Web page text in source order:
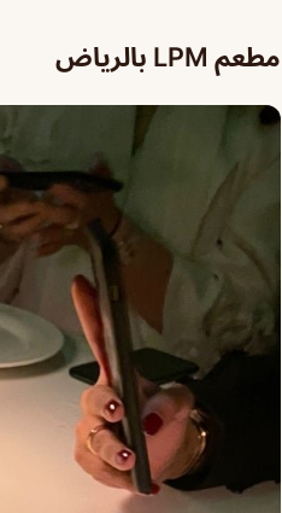
مطعم LPM بالرياض